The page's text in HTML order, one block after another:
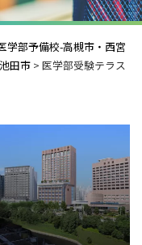
学部予備校-高槻市・西宮
田市 > 医学部受験テラス